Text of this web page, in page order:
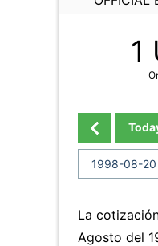
1
La
Agosto del